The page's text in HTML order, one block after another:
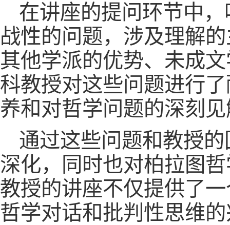
在讲座的提问环节中
战性的问题，涉及理解
其他学派的优势、未成
科教授对这些问题进行
养和对哲学问题的深刻
通过这些问题和教授
深化，同时也对柏拉图
教授的讲座不仅提供了
哲学对话和批判性思维